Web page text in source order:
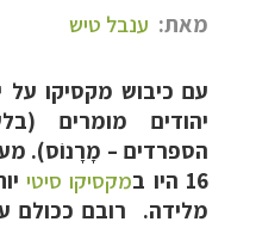
מאת: ענבל טיש
עם כיבוש מקסיקו על
יהודים מומרים
הספרדים – מָרָנוֹס).
16 היו ב
מקסיקו סיטי
מלידה. רובם ככולם